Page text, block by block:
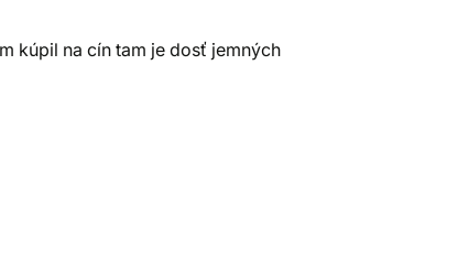
kúpil na cín tam je dosť jemných